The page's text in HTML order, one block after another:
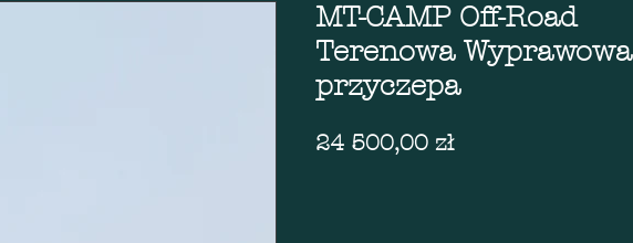
MT-CAMP Off-Road
Terenowa Wyprawowa
przyczepa
24 500,00 złCena